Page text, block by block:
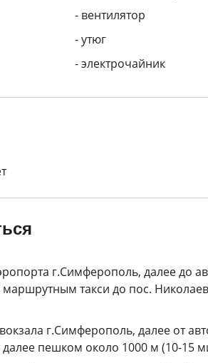
- вентилятор
- утюг
- электрочайник
г.Симферополь, далее до
такси до пос.
г.Симферополь, далее от
пешком около 1000 м (10-15